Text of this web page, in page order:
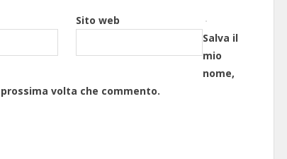
Sito web
Salva il
mio
nome,
volta che commento.